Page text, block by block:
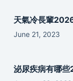
天氣冷長輩
June 21, 2023
泌尿疾病有哪些